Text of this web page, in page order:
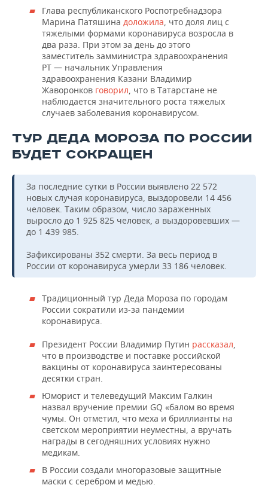
Глава республиканского Роспотребнадзора
Марина Патяшина доложила, что доля лиц с
тяжелыми формами коронавируса возросла в
два раза. При этом за день до этого
заместитель замминистра здравоохранения
РТ — начальник Управления
здравоохранения Казани Владимир
Жаворонков говорил, что в Татарстане не
наблюдается значительного роста тяжелых
случаев заболевания коронавирусом.
ТУР ДЕДА МОРОЗА ПО РОССИИ
БУДЕТ СОКРАЩЕН
За последние сутки в России выявлено 22 572
новых случая коронавируса, выздоровели 14 456
человек. Таким образом, число зараженных
выросло до 1 925 825 человек, а выздоровевших —
до 1 439 985.
Зафиксированы 352 смерти. За весь период в
России от коронавируса умерли 33 186 человек.
Традиционный тур Деда Мороза по городам
России сократили из-за пандемии
коронавируса.
Президент России Владимир Путин рассказал,
что в производстве и поставке российской
вакцины от коронавируса заинтересованы
десятки стран.
Юморист и телеведущий Максим Галкин
назвал вручение премии GQ «балом во время
чумы. Он отметил, что меха и бриллианты на
светском мероприятии неуместны, а вручать
награды в сегодняшних условиях нужно
медикам.
В России создали многоразовые защитные
маски с серебром и медью.